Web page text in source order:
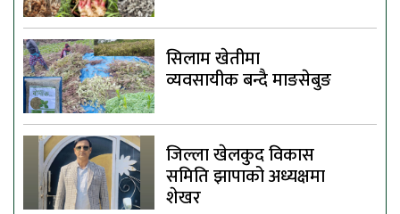
सिलाम खेतीमा
व्यवसायीक बन्दै माङसेबुङ
जिल्ला खेलकुद विकास
समिति झापाको अध्यक्षमा
शेखर